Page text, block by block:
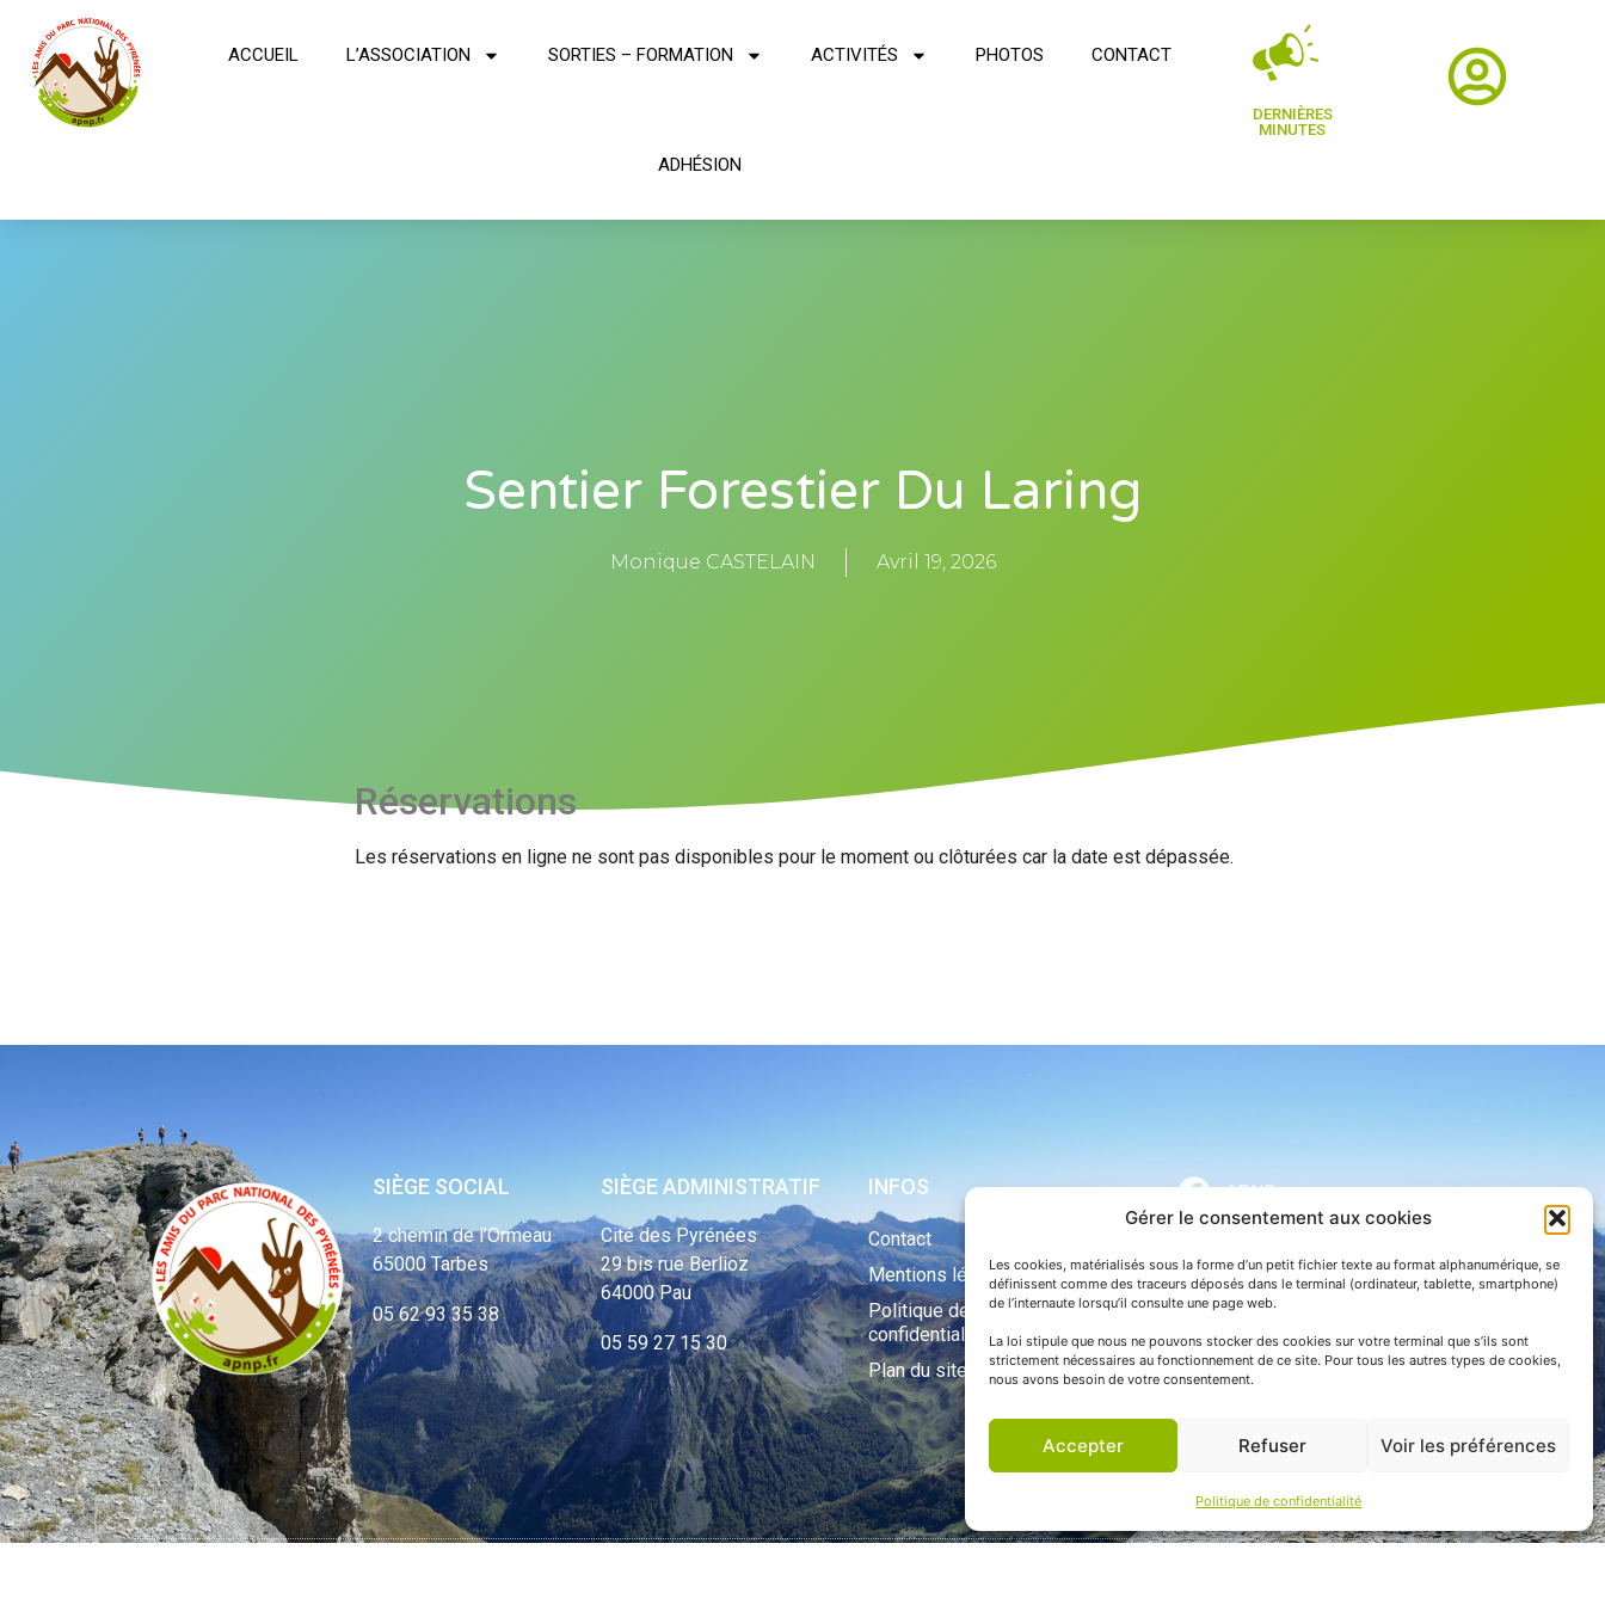
Gérer le consentement aux cookies
Les cookies, matérialisés sous la forme d’un petit fichier texte au format alphanumérique, se
définissent comme des traceurs déposés dans le terminal (ordinateur, tablette, smartphone)
de l’internaute lorsqu’il consulte une page web.
La loi stipule que nous ne pouvons stocker des cookies sur votre terminal que s’ils sont
strictement nécessaires au fonctionnement de ce site. Pour tous les autres types de cookies,
nous avons besoin de votre consentement.
Accepter Refuser Voir les préférences
Politique de confidentialité
ACCUEIL L’ASSOCIATION SORTIES – FORMATION ACTIVITÉS PHOTOS CONTACT
ADHÉSION
DERNIÈRES
MINUTES
Sentier Forestier Du Laring
Monique CASTELAIN Avril 19, 2026
Réservations
Les réservations en ligne ne sont pas disponibles pour le moment ou clôturées car la date est dépassée.
SIÈGE SOCIAL
2 chemin de l’Ormeau
65000 Tarbes
05 62 93 35 38
SIÈGE ADMINISTRATIF
Cité des Pyrénées
29 bis rue Berlioz
64000 Pau
05 59 27 15 30
INFOS
Contact
Mentions légales
Politique de
confidentialité
Plan du site
APNP
Parc national des Pyrénées